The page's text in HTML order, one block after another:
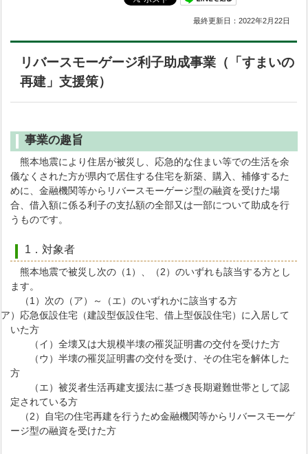
最終更新日：2022年2月22日
リバースモーゲージ利子助成事業（「すまいの
再建」支援策）
事業の趣旨
熊本地震により住居が被災し、応急的な住まい等での生活を余
儀なくされた方が県内で居住する住宅を新築、購入、補修するた
めに、金融機関等からリバースモーゲージ型の融資を受けた場
合、借入額に係る利子の支払額の全部又は一部について助成を行
うものです。
1．対象者
熊本地震で被災し次の（1）、（2）のいずれも該当する方とし
ます。
（1）次の（ア）～（エ）のいずれかに該当する方
応急仮設住宅（建設型仮設住宅、借上型仮設住宅）に入居して
いた方
（イ）全壊又は大規模半壊の罹災証明書の交付を受けた方
（ウ）半壊の罹災証明書の交付を受け、その住宅を解体した
方
（エ）被災者生活再建支援法に基づき長期避難世帯として認
定されている方
（2）自宅の住宅再建を行うため金融機関等からリバースモーゲ
ージ型の融資を受けた方